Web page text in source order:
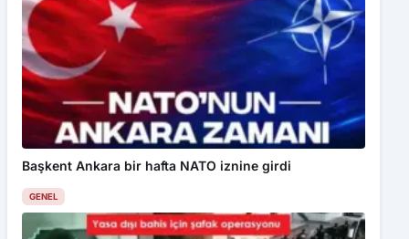
Başkent Ankara bir hafta NATO iznine girdi
GENEL